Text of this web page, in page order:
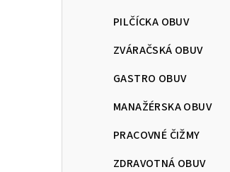
PILČÍCKA OBUV
ZVÁRAČSKÁ OBUV
GASTRO OBUV
MANAŽÉRSKA OBUV
PRACOVNÉ ČIŽMY
ZDRAVOTNÁ OBUV